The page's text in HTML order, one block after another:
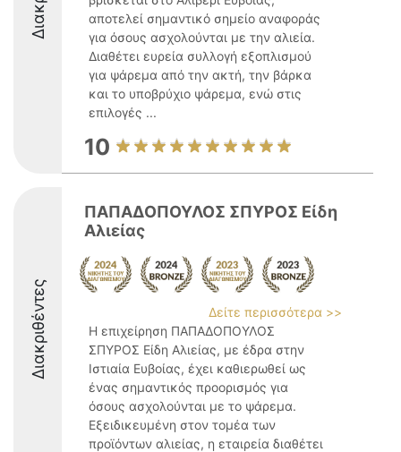
αποτελεί σημαντικό σημείο αναφοράς
για όσους ασχολούνται με την αλιεία.
Διαθέτει ευρεία συλλογή εξοπλισμού
για ψάρεμα από την ακτή, την βάρκα
και το υποβρύχιο ψάρεμα, ενώ στις
επιλογές ...
10
Διακριθέντες
ΠΑΠΑΔΟΠΟΥΛΟΣ ΣΠΥΡΟΣ Είδη
Αλιείας
Δείτε περισσότερα >>
Η επιχείρηση ΠΑΠΑΔΟΠΟΥΛΟΣ
ΣΠΥΡΟΣ Είδη Αλιείας, με έδρα στην
Ιστιαία Ευβοίας, έχει καθιερωθεί ως
ένας σημαντικός προορισμός για
όσους ασχολούνται με το ψάρεμα.
Εξειδικευμένη στον τομέα των
προϊόντων αλιείας, η εταιρεία διαθέτει